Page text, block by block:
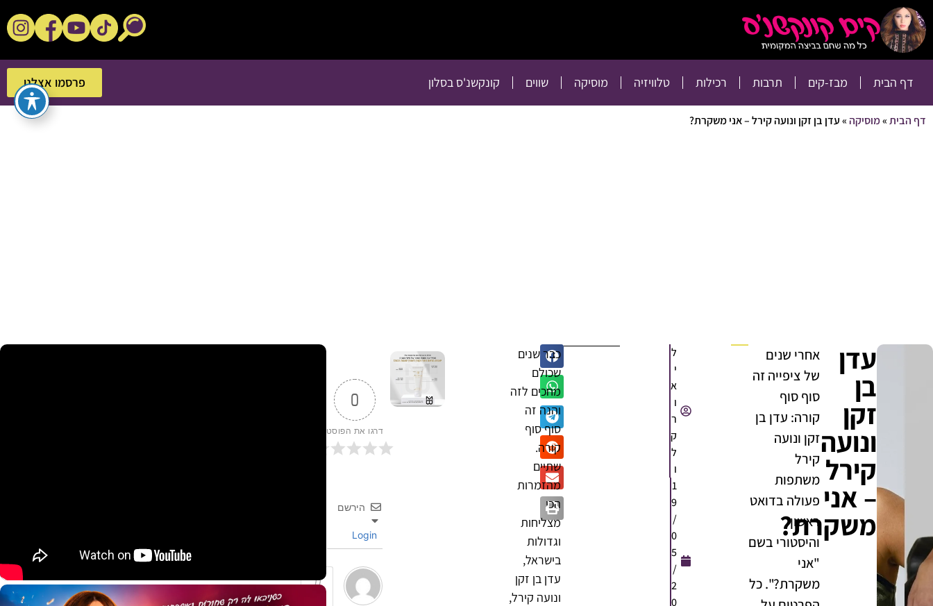
דף הבית מבז-קים תרבות רכילות טלוויזיה מוסיקה שווים קונקשנ'ס בסלון פרסמו אצלנו
פרסמו אצלנו
דף הבית»מוסיקה»עדן בן זקן ונועה קירל – אני משקרת?
עדן
בן
זקן
ונועה
קירל
– אני
משקרת?
אחרי שנים
של ציפייה זה
סוף סוף
קורה: עדן בן
זקן ונועה
קירל
משתפות
פעולה בדואט
ראשון
והיסטורי בשם
"אני
משקרת?". כל
ל
י
א
ו
ר
ק
ל
ו
1
9
/
0
5
/
2
0
כבר שנים
שכולם
מחכים לזה
והנה זה
סוף סוף
קורה.
שתיים
מהזמרות
הכי
מצליחות
וגדולות
בישראל,
עדן בן זקן
ונועה קירל,
0
דרגו את הפוסט
הירשם